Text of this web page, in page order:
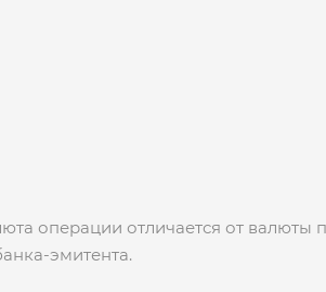
операции отличается от валюты
эмитента.